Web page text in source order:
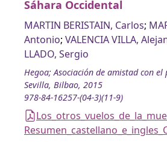
Sáhara Occidental
MARTIN BERISTAIN, Carlos;
Antonio; VALENCIA VILLA,
LLADO, Sergio
Hegoa; Asociación de amistad con
Sevilla, Bilbao, 2015
978-84-16257-(04-3)(11-9)